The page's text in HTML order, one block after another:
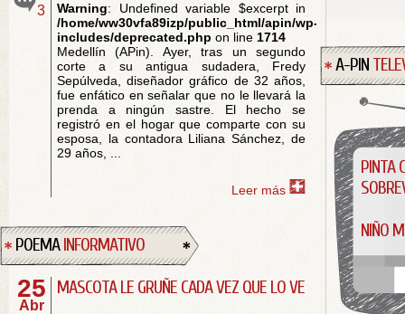
3 Warning: Undefined variable $excerpt in
/home/ww30vfa89izp/public_html/apin/wp-
includes/deprecated.php on line 1714
Medellín (APin). Ayer, tras un segundo
corte a su antigua sudadera, Fredy
Sepúlveda, diseñador gráfico de 32 años,
fue enfático en señalar que no le llevará la
prenda a ningún sastre. El hecho se
registró en el hogar que comparte con su
esposa, la contadora Liliana Sánchez, de
29 años, ...
Leer más
POEMAINFORMATIVO
25
Abr
MASCOTA LE GRUÑE CADA VEZ QUE LO VE
A-PIN
PINTA
NIÑO